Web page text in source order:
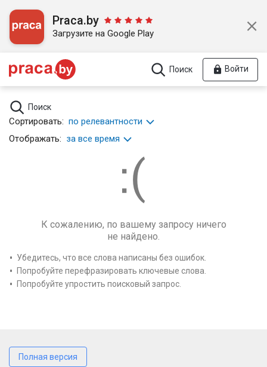
Praca.by
Загрузите на Google Play
Поиск Войти
Поиск
Сортировать: по релевантности
Отображать: за все время
К сожалению, по вашему запросу ничего
не найдено.
Убедитесь, что все слова написаны без ошибок.
Попробуйте перефразировать ключевые слова.
Попробуйте упростить поисковый запрос.
Полная версия